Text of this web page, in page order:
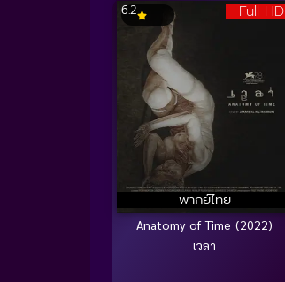
Full HD
พากย์ไทย
6.2
Anatomy of Time (2022)
เวลา